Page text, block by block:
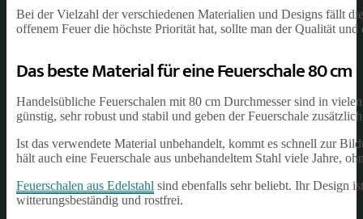
Bei der Vielzahl der verschiedenen Materialien und Designs fällt
offenem Feuer die höchste Priorität hat, sollte man der Qualität
Das beste Material für eine Feuerschale 80 cm
Handelsübliche Feuerschalen mit 80 cm Durchmesser sind in
günstig, sehr robust und stabil und geben der Feuerschale
Ist das verwendete Material unbehandelt, kommt es schnell zur
hält auch eine Feuerschale aus unbehandeltem Stahl viele Jahre,
Feuerschalen aus Edelstahl sind ebenfalls sehr beliebt. Ihr Design
witterungsbeständig und rostfrei.